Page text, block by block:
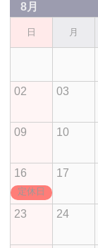
8月
日 月
02 03
09 10
16
定休日
17
23 24